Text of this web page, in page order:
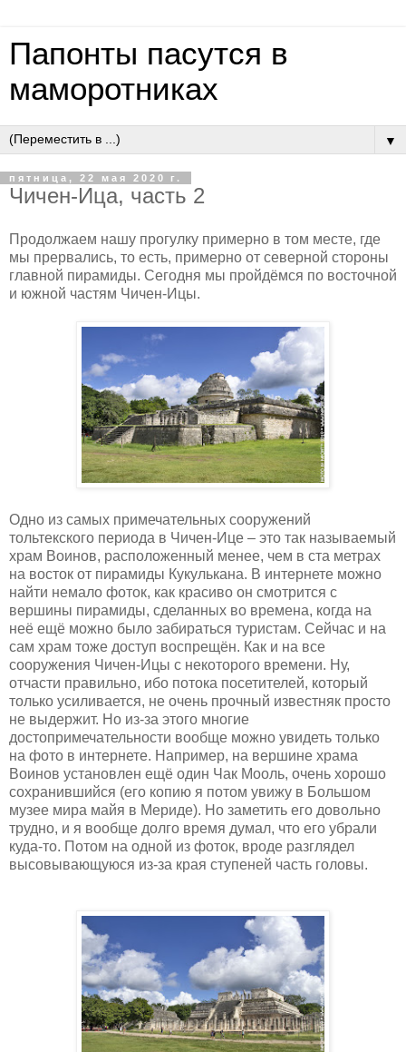
Папонты пасутся в
маморотниках
▼
пятница, 22 мая 2020 г.
Чичен-Ица, часть 2
Продолжаем нашу прогулку примерно в том месте, где
мы прервались, то есть, примерно от северной стороны
главной пирамиды. Сегодня мы пройдёмся по восточной
и южной частям Чичен-Ицы.
Одно из самых примечательных сооружений
тольтекского периода в Чичен-Ице – это так называемый
храм Воинов, расположенный менее, чем в ста метрах
на восток от пирамиды Кукулькана. В интернете можно
найти немало фоток, как красиво он смотрится с
вершины пирамиды, сделанных во времена, когда на
неё ещё можно было забираться туристам. Сейчас и на
сам храм тоже доступ воспрещён. Как и на все
сооружения Чичен-Ицы с некоторого времени. Ну,
отчасти правильно, ибо потока посетителей, который
только усиливается, не очень прочный известняк просто
не выдержит. Но из-за этого многие
достопримечательности вообще можно увидеть только
на фото в интернете. Например, на вершине храма
Воинов установлен ещё один Чак Мооль, очень хорошо
сохранившийся (его копию я потом увижу в Большом
музее мира майя в Мериде). Но заметить его довольно
трудно, и я вообще долго время думал, что его убрали
куда-то. Потом на одной из фоток, вроде разглядел
высовывающуюся из-за края ступеней часть головы.